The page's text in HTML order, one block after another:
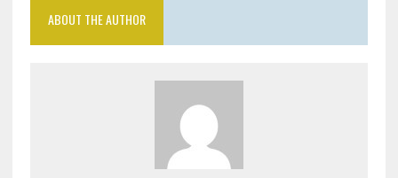
ABOUT THE AUTHOR